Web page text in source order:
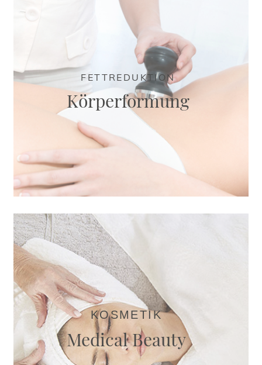
FETTREDUKTION
Körperformung
KOSMETIK
Medical Beauty